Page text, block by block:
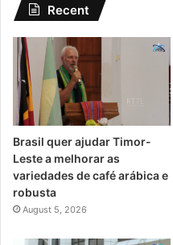
Recent
Brasil quer ajudar Timor-
Leste a melhorar as
variedades de café arábica e
robusta
August 5, 2026